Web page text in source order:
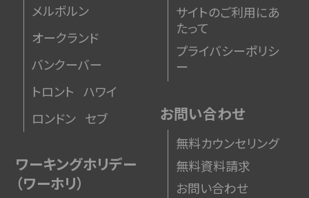
メルボルン
オークランド
バンクーバー
トロント
ハワイ
ロンドン セブ
ワーキングホリデー
（ワーホリ）
サイトのご利用にあ
たって
プライバシーポリシ
ー
お問い合わせ
無料カウンセリング
無料資料請求
お問い合わせ